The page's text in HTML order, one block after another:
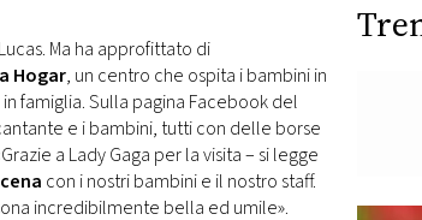
Ma ha approfittato di
Hogar, un centro che ospita i bambini in
famiglia. Sulla pagina Facebook del
e i bambini, tutti con delle borse
a Lady Gaga per la visita – si legge
cena con i nostri bambini e il nostro staff.
incredibilmente bella ed umile».